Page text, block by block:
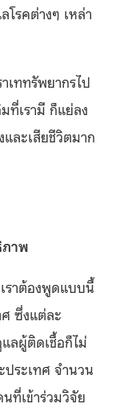
รคต่างๆ เหล่า
เททรัพยากรไป
ที่เรามี ก็แย่ลง
ละเสียชีวิตมาก
ภาพ
ราต้องพูดแบบนี้
ซึ่งแต่ละ
ลผู้ติดเชื้อก็ไม่
ระเทศ จำนวน
ที่เข้าร่วมวิจัย